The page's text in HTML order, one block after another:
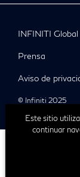
INFINITI Global
Prensa
Aviso de
© Infiniti 2025
Av.
Este sitio
continuar